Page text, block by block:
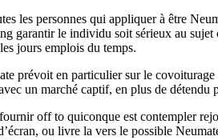
les personnes qui appliquer à être
garantir le individu soit sérieux au
jours emplois du temps.
prévoit en particulier sur le
un marché captif, en plus de
off to quiconque est contempler
ou livre la vers le possible